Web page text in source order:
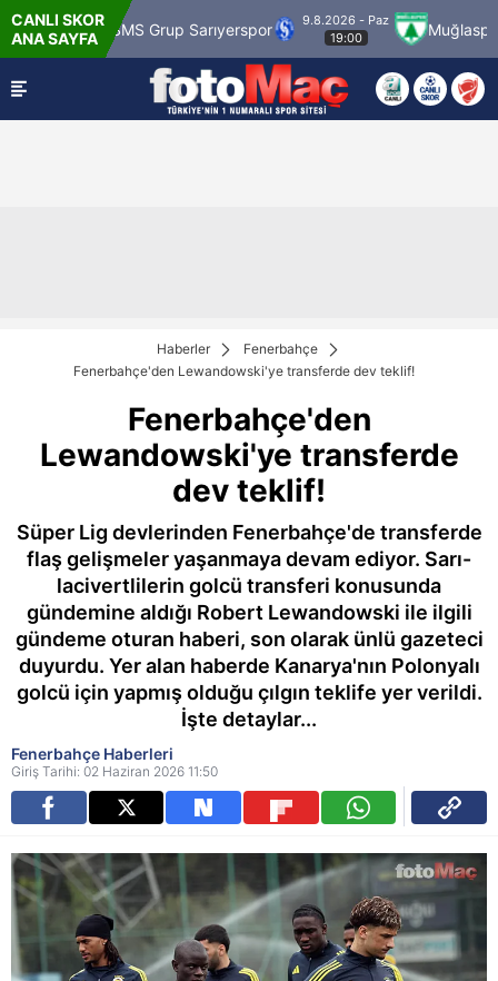
CANLI SKOR
ANA SAYFA
SMS Grup Sarıyerspor
9.8.2026 - Paz
19:00
Muğlaspor
Haberler
Fenerbahçe
Fenerbahçe'den Lewandowski'ye transferde dev teklif!
Fenerbahçe'den
Lewandowski'ye transferde
dev teklif!
Süper Lig devlerinden Fenerbahçe'de transferde
flaş gelişmeler yaşanmaya devam ediyor. Sarı-
lacivertlilerin golcü transferi konusunda
gündemine aldığı Robert Lewandowski ile ilgili
gündeme oturan haberi, son olarak ünlü gazeteci
duyurdu. Yer alan haberde Kanarya'nın Polonyalı
golcü için yapmış olduğu çılgın teklife yer verildi.
İşte detaylar...
Fenerbahçe Haberleri
Giriş Tarihi: 02 Haziran 2026 11:50